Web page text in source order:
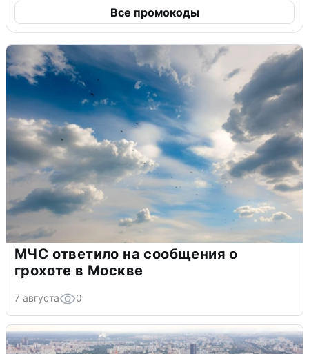
Все промокоды
МЧС ответило на сообщения о
грохоте в Москве
7 августа 0